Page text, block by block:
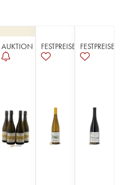
AUKTION FESTPREISE FESTPREISE